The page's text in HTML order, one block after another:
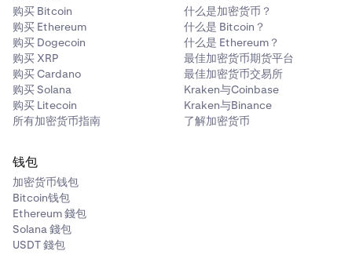
购买 Bitcoin
购买 Ethereum
购买 Dogecoin
购买 XRP
购买 Cardano
购买 Solana
购买 Litecoin
所有加密货币指南
什么是加密货币？
什么是 Bitcoin？
什么是 Ethereum？
最佳加密货币期货平台
最佳加密货币交易所
Kraken与Coinbase
Kraken与Binance
了解加密货币
钱包
加密货币钱包
Bitcoin钱包
Ethereum 錢包
Solana 錢包
USDT 錢包